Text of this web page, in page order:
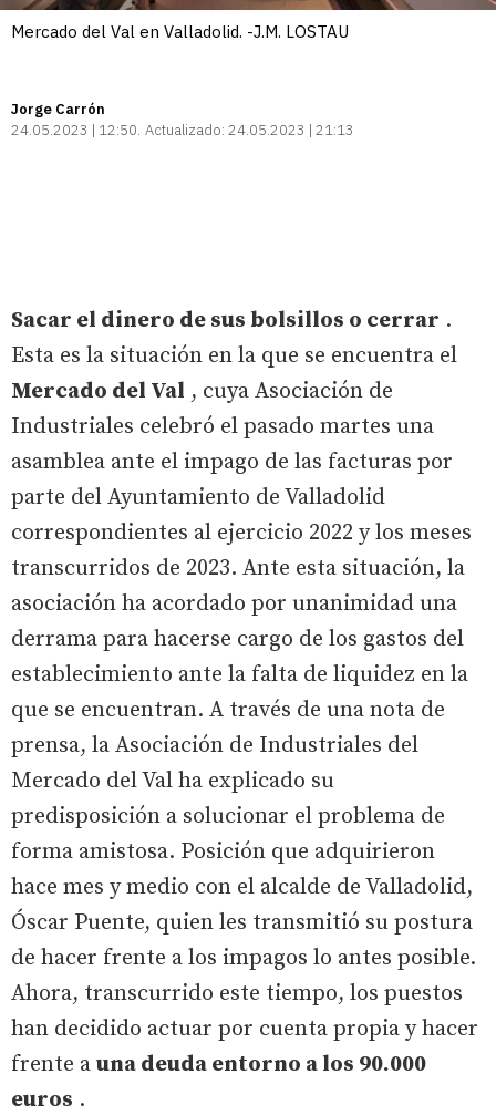
Mercado del Val en Valladolid. -J.M. LOSTAU
Jorge Carrón
24.05.2023 | 12:50 Actualizado: 24.05.2023 | 21:13
Sacar el dinero de sus bolsillos o cerrar .
Esta es la situación en la que se encuentra el
Mercado del Val , cuya Asociación de
Industriales celebró el pasado martes una
asamblea ante el impago de las facturas por
parte del Ayuntamiento de Valladolid
correspondientes al ejercicio 2022 y los meses
transcurridos de 2023. Ante esta situación, la
asociación ha acordado por unanimidad una
derrama para hacerse cargo de los gastos del
establecimiento ante la falta de liquidez en la
que se encuentran. A través de una nota de
prensa, la Asociación de Industriales del
Mercado del Val ha explicado su
predisposición a solucionar el problema de
forma amistosa. Posición que adquirieron
hace mes y medio con el alcalde de Valladolid,
Óscar Puente, quien les transmitió su postura
de hacer frente a los impagos lo antes posible.
Ahora, transcurrido este tiempo, los puestos
han decidido actuar por cuenta propia y hacer
frente a una deuda entorno a los 90.000
euros .